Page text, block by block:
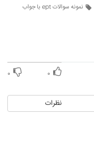
نمونه سوالات ept با جواب
۰ ۰
نظرات